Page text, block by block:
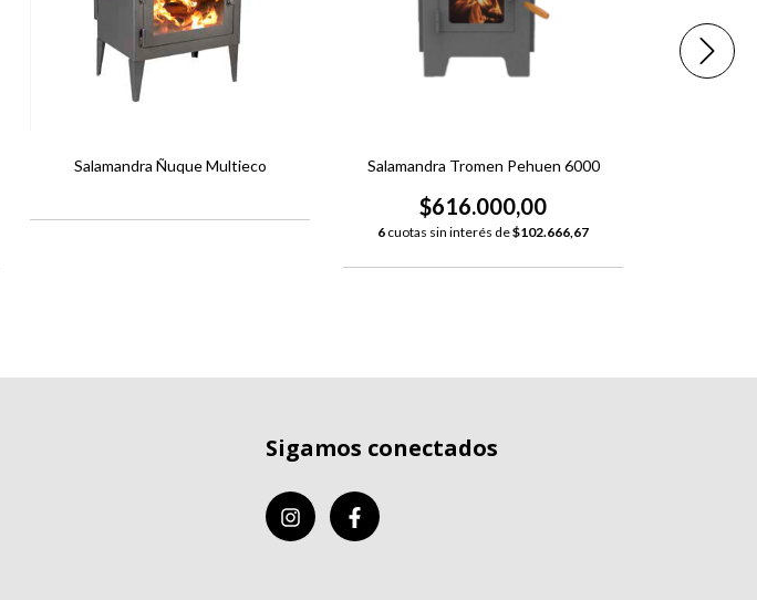
Salamandra Ñuque Multieco Salamandra Tromen Pehuen 6000
$616.000,00
6 cuotas sin interés de$102.666,67
Sigamos conectados